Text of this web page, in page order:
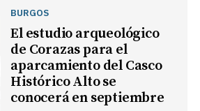
BURGOS
El estudio arqueológico
de Corazas para el
aparcamiento del Casco
Histórico Alto se
conocerá en septiembre